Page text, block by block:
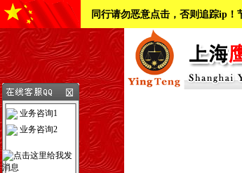
同行请勿恶意点击，否则追踪ip！
业务咨询1
业务咨询2